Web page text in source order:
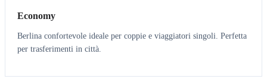
Economy
Berlina confortevole ideale per coppie e viaggiatori singoli. Perfetta
per trasferimenti in città.
3 3